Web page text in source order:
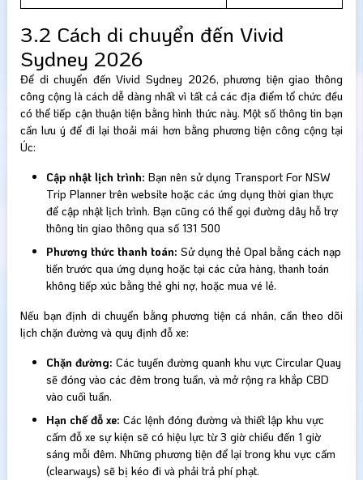
3.2 Cách di chuyển đến Vivid
Sydney 2026
Để di chuyển đến Vivid Sydney 2026, phương tiện giao thông
công cộng là cách dễ dàng nhất vì tất cả các địa điểm tổ chức đều
có thể tiếp cận thuận tiện bằng hình thức này. Một số thông tin bạn
cần lưu ý để đi lại thoải mái hơn bằng phương tiện công cộng tại
Úc:
Cập nhật lịch trình: Bạn nên sử dụng Transport For NSW
Trip Planner trên website hoặc các ứng dụng thời gian thực
để cập nhật lịch trình. Bạn cũng có thể gọi đường dây hỗ trợ
thông tin giao thông qua số 131 500
Phương thức thanh toán: Sử dụng thẻ Opal bằng cách nạp
tiền trước qua ứng dụng hoặc tại các cửa hàng, thanh toán
không tiếp xúc bằng thẻ ghi nợ, hoặc mua vé lẻ.
Nếu bạn định di chuyển bằng phương tiện cá nhân, cần theo dõi
lịch chặn đường và quy định đỗ xe:
Chặn đường: Các tuyến đường quanh khu vực Circular Quay
sẽ đóng vào các đêm trong tuần, và mở rộng ra khắp CBD
vào cuối tuần.
Hạn chế đỗ xe: Các lệnh đóng đường và thiết lập khu vực
cấm đỗ xe sự kiện sẽ có hiệu lực từ 3 giờ chiều đến 1 giờ
sáng mỗi đêm. Những phương tiện để lại trong khu vực cấm
(clearways) sẽ bị kéo đi và phải trả phí phạt.